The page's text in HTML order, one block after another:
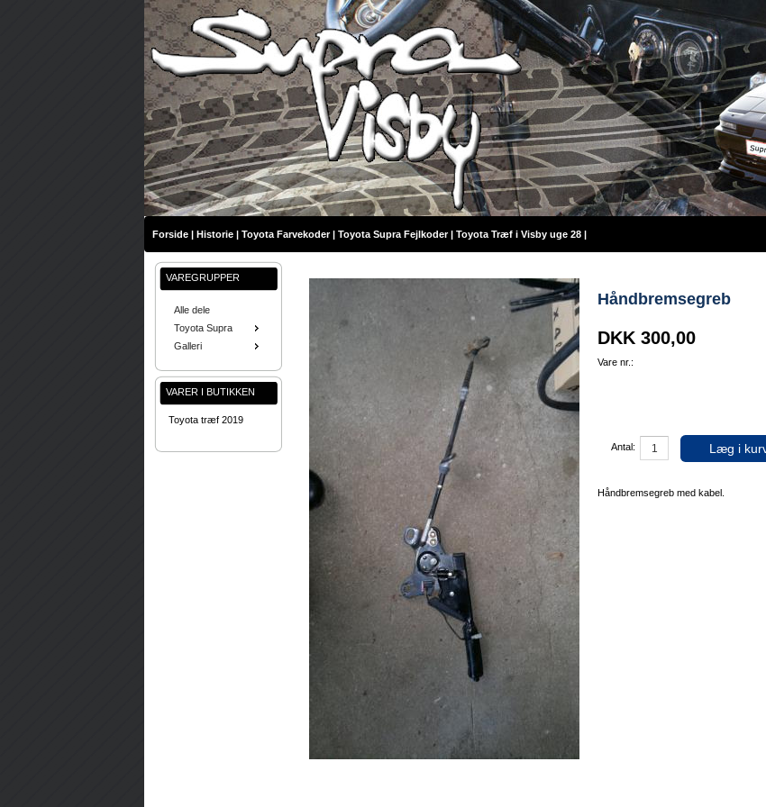
Forside | Historie | Toyota Farvekoder| Toyota Supra Fejlkoder| Toyota Træf i Visby uge 28 |
VAREGRUPPER
Alle dele
Toyota Supra
Galleri
VARER I BUTIKKEN
Toyota træf 2019
Håndbremsegreb
DKK 300,00
Vare nr.:
Antal: Læg i
Håndbremsegreb med kabel.